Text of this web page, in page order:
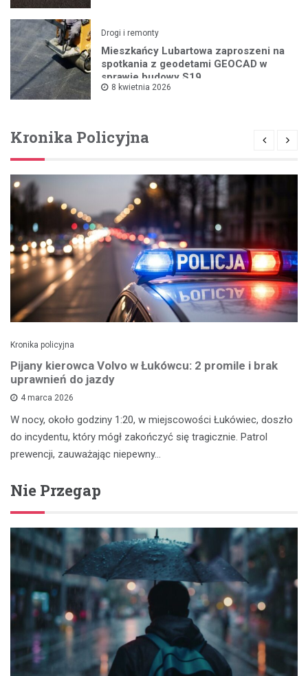
Drogi i remonty
Mieszkańcy Lubartowa zaproszeni na
spotkania z geodetami GEOCAD w
sprawie budowy S19
8 kwietnia 2026
Kronika Policyjna
Kronika policyjna
Pijany kierowca Volvo w Łukówcu: 2 promile i brak
uprawnień do jazdy
4 marca 2026
W nocy, około godziny 1:20, w miejscowości Łukówiec, doszło
do incydentu, który mógł zakończyć się tragicznie. Patrol
prewencji, zauważając niepewny…
Nie Przegap